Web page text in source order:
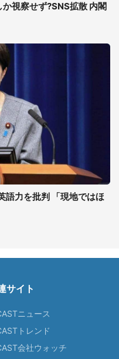
視察せず?SNS拡散 内閣
語力を批判 「現地ではほ
サイト
ニュース
トレンド
会社ウォッチ